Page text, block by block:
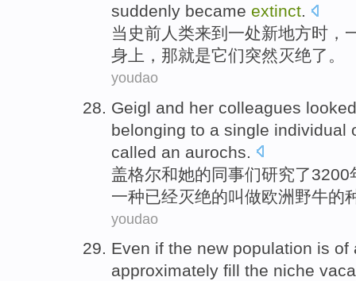
suddenly became extinct.
当 史前 人类来到一处新地方时，
身上 ，那就是它们突然灭绝了。
youdao
Geigl and her colleagues looked
belonging to a single individual
called an aurochs
盖格尔和她的同事们研究了3200
一种已经灭绝的叫做欧洲野牛的
youdao
Even if the new population is of
approximately fill the niche